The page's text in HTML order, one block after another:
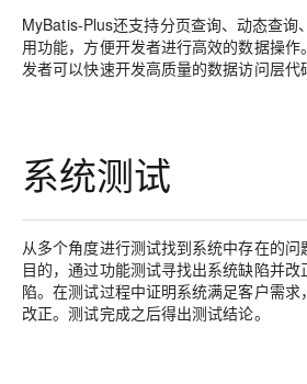
MyBatis-Plus还支持分页查询、动态查询
用功能，方便开发者进行高效的数据操
发者可以快速开发高质量的数据访问层代
系统测试
从多个角度进行测试找到系统中存在的
目的，通过功能测试寻找出系统缺陷并
陷。在测试过程中证明系统满足客户需
改正。测试完成之后得出测试结论。